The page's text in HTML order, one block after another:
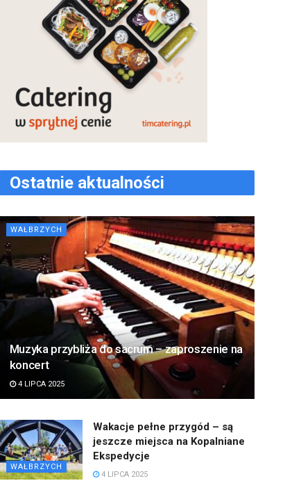
Ostatnie aktualności
WAŁBRZYCH
Muzyka przybliża do sacrum – zaproszenie na
koncert
4 LIPCA 2025
WAŁBRZYCH
Wakacje pełne przygód – są
jeszcze miejsca na Kopalniane
Ekspedycje
4 LIPCA 2025